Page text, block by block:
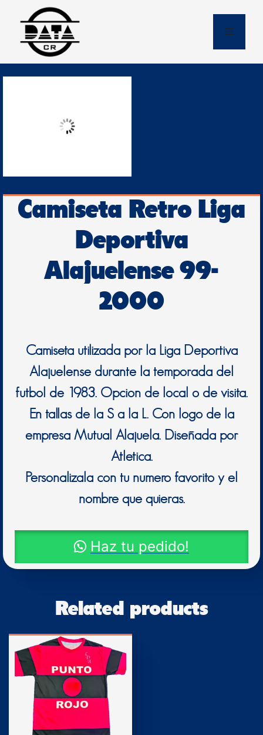
content
Menu
Camiseta Retro Liga
Deportiva
Alajuelense 99-
2000
Camiseta utilizada por la Liga Deportiva
Alajuelense durante la temporada del
futbol de 1983. Opcion de local o de visita.
En tallas de la S a la L. Con logo de la
empresa Mutual Alajuela. Diseñada por
Atletica.
Personalizala con tu numero favorito y el
nombre que quieras.
Haz tu pedido!
Related products